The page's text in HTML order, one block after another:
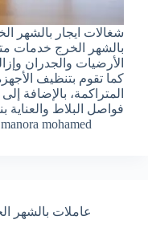
شغالات ايجار بالشهر
بالشهر الخرج خدمات
الأرضيات والجدران
كما تقوم بتنظيف
المتراكمة، بالإضافة
فواصل البلاط
manora mohamed
عاملات بالشهر